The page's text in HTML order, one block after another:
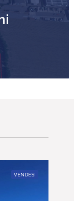
VENDESI